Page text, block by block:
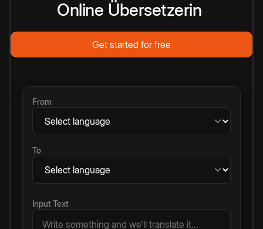
Online Übersetzerin
Get started for free
From
To
Input Text